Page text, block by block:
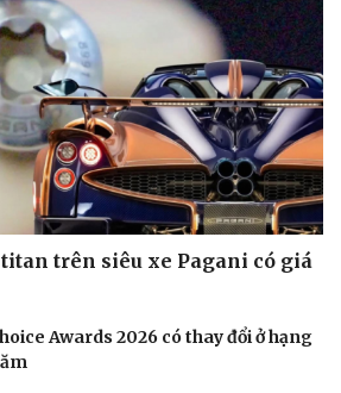
Giải trí
Nghệ sĩ
Thời trang
Sao Việt
titan trên siêu xe Pagani có giá
Awards 2026 có thay đổi ở hạng